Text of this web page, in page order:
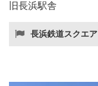
旧長浜駅舎
長浜鉄道スクエア